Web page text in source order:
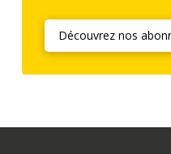
Découvrez nos